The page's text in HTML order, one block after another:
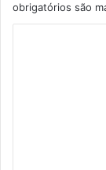
obrigatórios são